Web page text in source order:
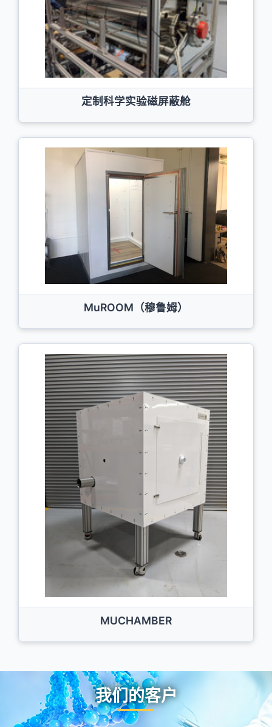
定制科学实验磁屏蔽舱
MuROOM（穆鲁姆）
MUCHAMBER
我们的客户